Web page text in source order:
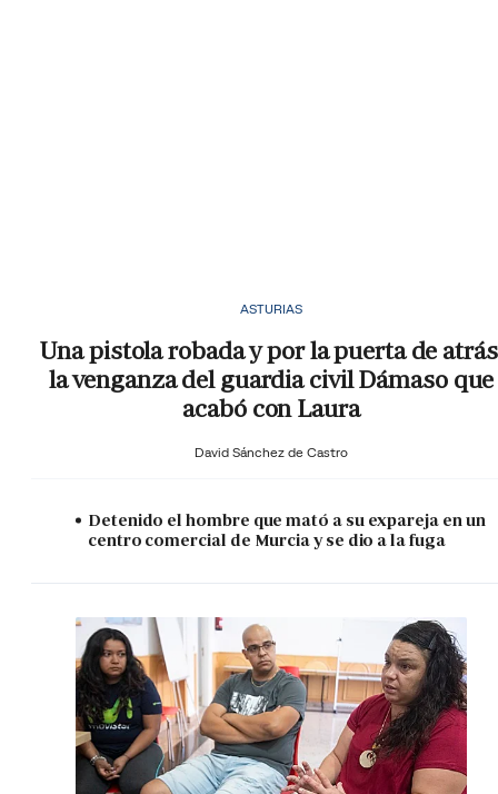
ASTURIAS
Una pistola robada y por la puerta de
la venganza del guardia civil Dámaso que
acabó con Laura
David Sánchez de Castro
Detenido el hombre que mató a su expareja en un
centro comercial de Murcia y se dio a la fuga